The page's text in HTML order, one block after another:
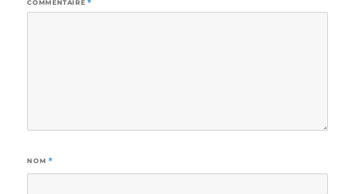
COMMENTAIRE *
NOM *